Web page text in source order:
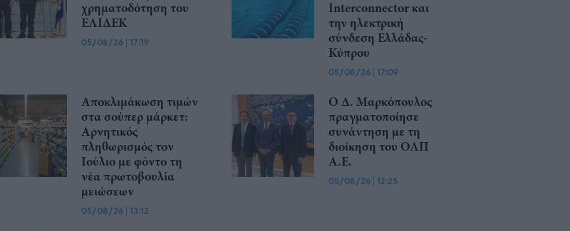
χρηματοδότηση του
ΕΛΙΔΕΚ
05/08/26 | 17:19
Interconnector και
την ηλεκτρική
σύνδεση Ελλάδας-
Κύπρου
05/08/26 | 17:09
Αποκλιμάκωση τιμών
στα σούπερ μάρκετ:
Αρνητικός
πληθωρισμός τον
Ιούλιο με φόντο τη
νέα πρωτοβουλία
μειώσεων
05/08/26 | 13:12
Ο Δ. Μαρκόπουλος
πραγματοποίησε
συνάντηση με τη
διοίκηση του ΟΛΠ
Α.Ε.
05/08/26 | 12:25